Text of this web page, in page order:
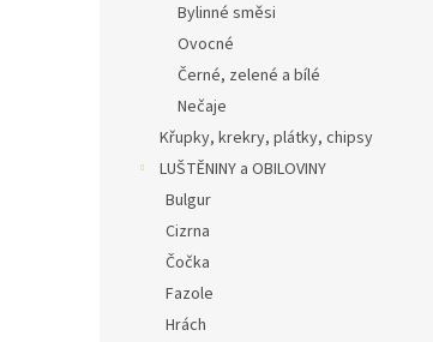
Bylinné směsi
Ovocné
Černé, zelené a bílé
Nečaje
Křupky, krekry, plátky, chipsy
LUŠTĚNINY a OBILOVINY
Bulgur
Cizrna
Čočka
Fazole
Hrách